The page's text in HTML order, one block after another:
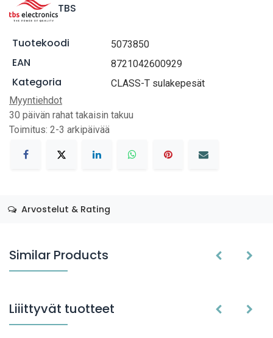
TBS
Tuotekoodi 5073850
EAN 8721042600929
Kategoria
CLASS-T sulakepesät
Myyntiehdot
30 päivän rahat takaisin takuu
Toimitus: 2-3 arkipäivää
Arvostelut & Rating
Similar Products
Liiittyvät tuotteet